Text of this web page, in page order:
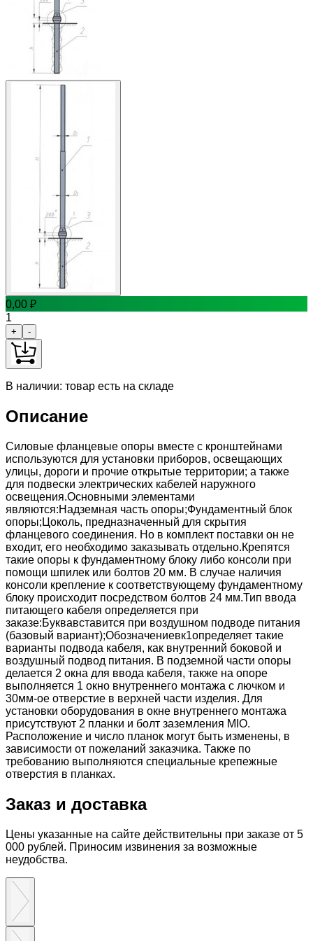
0,00 ₽
1
+ -
В наличии: товар есть на складе
Описание
Силовые фланцевые опоры вместе с кронштейнами
используются для установки приборов, освещающих
улицы, дороги и прочие открытые территории; а также
для подвески электрических кабелей наружного
освещения.Основными элементами
являются:Надземная часть опоры;Фундаментный блок
опоры;Цоколь, предназначенный для скрытия
фланцевого соединения. Но в комплект поставки он не
входит, его необходимо заказывать отдельно.Крепятся
такие опоры к фундаментному блоку либо консоли при
помощи шпилек или болтов 20 мм. В случае наличия
консоли крепление к соответствующему фундаментному
блоку происходит посредством болтов 24 мм.Тип ввода
питающего кабеля определяется при
заказе:Буквавставится при воздушном подводе питания
(базовый вариант);Обозначениевк1определяет такие
варианты подвода кабеля, как внутренний боковой и
воздушный подвод питания. В подземной части опоры
делается 2 окна для ввода кабеля, также на опоре
выполняется 1 окно внутреннего монтажа с лючком и
30мм-ое отверстие в верхней части изделия. Для
установки оборудования в окне внутреннего монтажа
присутствуют 2 планки и болт заземления МIО.
Расположение и число планок могут быть изменены, в
зависимости от пожеланий заказчика. Также по
требованию выполняются специальные крепежные
отверстия в планках.
Заказ и доставка
Цены указанные на сайте действительны при заказе от 5
000 рублей. Приносим извинения за возможные
неудобства.